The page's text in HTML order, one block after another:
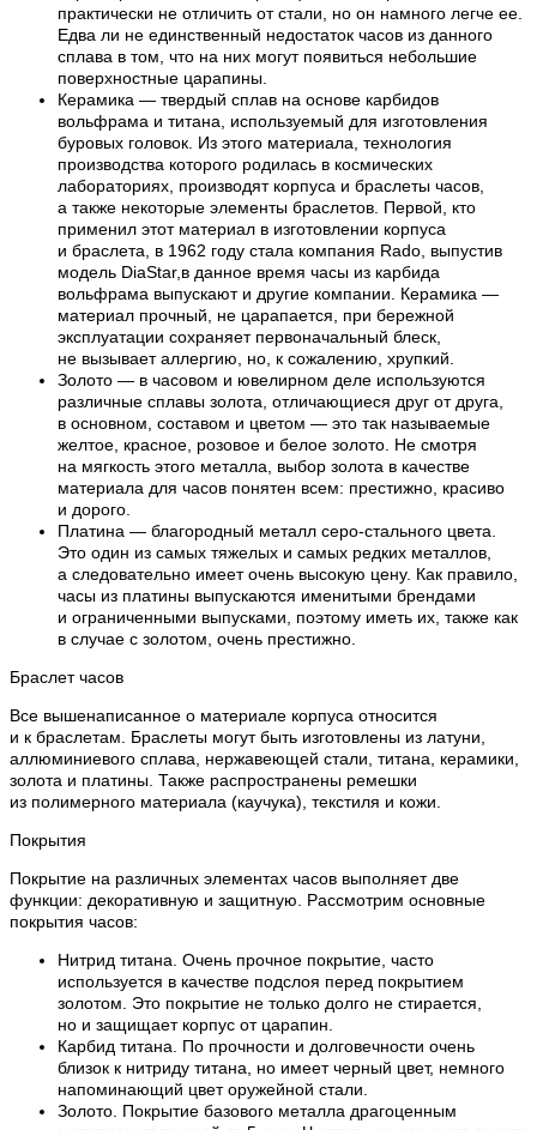
практически не отличить от стали, но он намного легче ее.
Едва ли не единственный недостаток часов из данного
сплава в том, что на них могут появиться небольшие
поверхностные царапины.
Керамика — твердый сплав на основе карбидов
вольфрама и титана, используемый для изготовления
буровых головок. Из этого материала, технология
производства которого родилась в космических
лабораториях, производят корпуса и браслеты часов,
а также некоторые элементы браслетов. Первой, кто
применил этот материал в изготовлении корпуса
и браслета, в 1962 году стала компания Rado, выпустив
модель DiaStar,в данное время часы из карбида
вольфрама выпускают и другие компании. Керамика —
материал прочный, не царапается, при бережной
эксплуатации сохраняет первоначальный блеск,
не вызывает аллергию, но, к сожалению, хрупкий.
Золото — в часовом и ювелирном деле используются
различные сплавы золота, отличающиеся друг от друга,
в основном, составом и цветом — это так называемые
желтое, красное, розовое и белое золото. Не смотря
на мягкость этого металла, выбор золота в качестве
материала для часов понятен всем: престижно, красиво
и дорого.
Платина — благородный металл серо-стального цвета.
Это один из самых тяжелых и самых редких металлов,
а следовательно имеет очень высокую цену. Как правило,
часы из платины выпускаются именитыми брендами
и ограниченными выпусками, поэтому иметь их, также как
в случае с золотом, очень престижно.
Браслет часов
Все вышенаписанное о материале корпуса относится
и к браслетам. Браслеты могут быть изготовлены из латуни,
аллюминиевого сплава, нержавеющей стали, титана, керамики,
золота и платины. Также распространены ремешки
из полимерного материала (каучука), текстиля и кожи.
Покрытия
Покрытие на различных элементах часов выполняет две
функции: декоративную и защитную. Рассмотрим основные
покрытия часов:
Нитрид титана. Очень прочное покрытие, часто
используется в качестве подслоя перед покрытием
золотом. Это покрытие не только долго не стирается,
но и защищает корпус от царапин.
Карбид титана. По прочности и долговечности очень
близок к нитриду титана, но имеет черный цвет, немного
напоминающий цвет оружейной стали.
Золото. Покрытие базового металла драгоценным